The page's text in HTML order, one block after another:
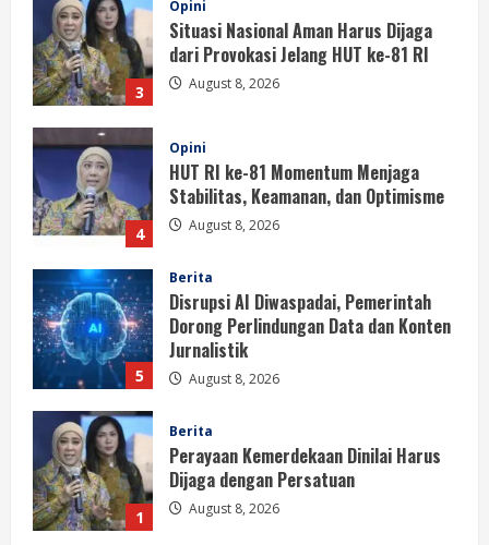
3
Opini
Situasi Nasional Aman Harus Dijaga
dari Provokasi Jelang HUT ke-81 RI
August 8, 2026
4
Opini
HUT RI ke-81 Momentum Menjaga
Stabilitas, Keamanan, dan Optimisme
August 8, 2026
5
Berita
Disrupsi AI Diwaspadai, Pemerintah
Dorong Perlindungan Data dan Konten
Jurnalistik
August 8, 2026
1
Berita
Perayaan Kemerdekaan Dinilai Harus
Dijaga dengan Persatuan
August 8, 2026